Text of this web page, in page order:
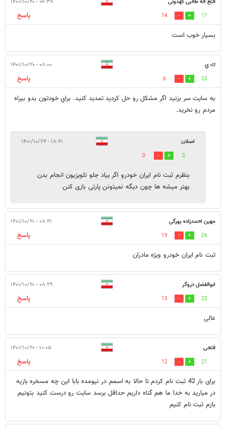
17
14
پاسخ
بسیار خوب است
ك ي ۰۸:۰۰ - ۱۴۰۱/۱۰/۲۰
23
6
پاسخ
به سايت سر بزنيد اگر مشكل رو حل كرديد تمديد كنيد. براي خودتون بدو بيراه
مردم رو نخريد.
اصلان ۱۸:۴۱ - ۱۴۰۱/۱۰/۲۴
3
0
بنظرم ثبت نام ایران خودرو اگر بیاد جلو تلویزیون انجام بدن
بهتر میشه ها چون دیگه نمیتونن پارتی بازی کنن
مهین احمدزاده پورگی ۰۸:۲۱ - ۱۴۰۱/۱۰/۲۰
26
19
پاسخ
ثبت نام ایران خودرو ویژه مادران
ابوالفضل دروگر ۰۸:۲۹ - ۱۴۰۱/۱۰/۲۰
22
13
پاسخ
عالی
فتحی ۱۰:۰۵ - ۱۴۰۱/۱۰/۲۰
21
12
پاسخ
برای بار 42 ثبت نام کردم تا حالا به اسمم در نیومده بابا این چه مسخره بازیه
در میارید به خدا ما هم گناه داریم حداقل برسد سایت رو درست کنید بتونیم
بازم ثبت نام کنیم